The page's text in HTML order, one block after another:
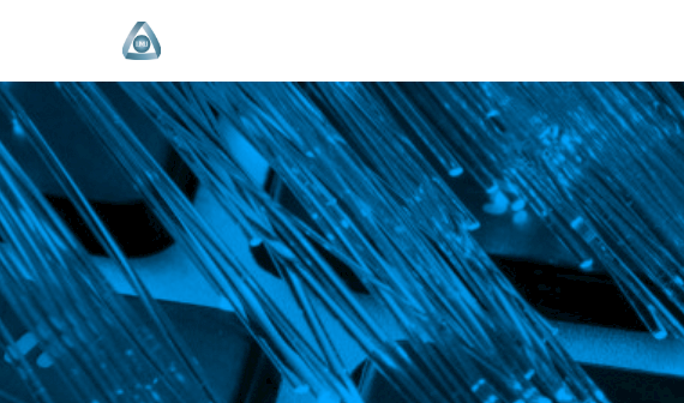
Продължете
към
съдържанието